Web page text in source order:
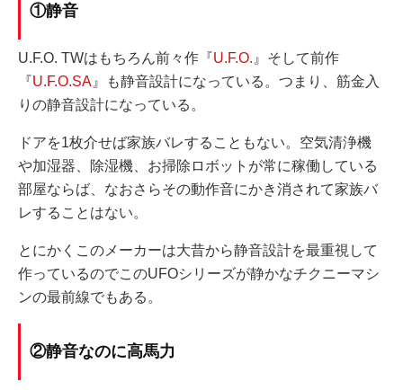
①静音
U.F.O. TWはもちろん前々作『U.F.O. 』そして前作
『U.F.O.SA 』も静音設計になっている。つまり、筋金入
りの静音設計になっている。
ドアを1枚介せば家族バレすることもない。空気清浄機
や加湿器、除湿機、お掃除ロボットが常に稼働している
部屋ならば、なおさらその動作音にかき消されて家族バ
レすることはない。
とにかくこのメーカーは大昔から静音設計を最重視して
作っているのでこのUFOシリーズが静かなチクニーマシ
ンの最前線でもある。
②静音なのに高馬力